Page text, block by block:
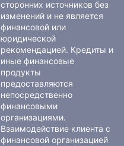
сторонних источников без
изменений и не является
финансовой или
юридической
рекомендацией. Кредиты и
иные финансовые
продукты
предоставляются
непосредственно
финансовыми
организациями.
Взаимодействие клиента с
финансовой организацией